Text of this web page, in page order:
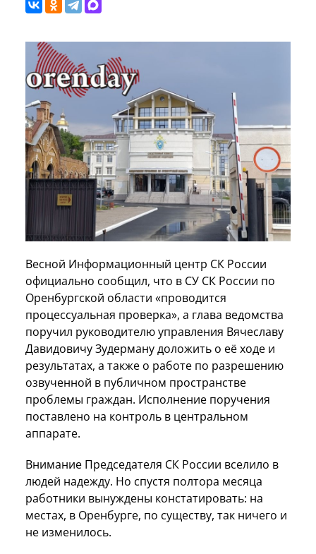
Весной Информационный центр СК России
официально сообщил, что в СУ СК России по
Оренбургской области «проводится
процессуальная проверка», а глава ведомства
поручил руководителю управления Вячеславу
Давидовичу Зудерману доложить о её ходе и
результатах, а также о работе по разрешению
озвученной в публичном пространстве
проблемы граждан. Исполнение поручения
поставлено на контроль в центральном
аппарате.
Внимание Председателя СК России вселило в
людей надежду. Но спустя полтора месяца
работники вынуждены констатировать: на
местах, в Оренбурге, по существу, так ничего и
не изменилось.